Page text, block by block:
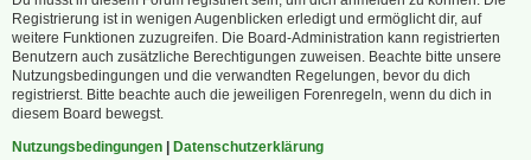
Registrierung ist in wenigen Augenblicken erledigt und ermöglicht dir, auf
weitere Funktionen zuzugreifen. Die Board-Administration kann registrierten
Benutzern auch zusätzliche Berechtigungen zuweisen. Beachte bitte unsere
Nutzungsbedingungen und die verwandten Regelungen, bevor du dich
registrierst. Bitte beachte auch die jeweiligen Forenregeln, wenn du dich in
diesem Board bewegst.
Nutzungsbedingungen
Datenschutzerklärung